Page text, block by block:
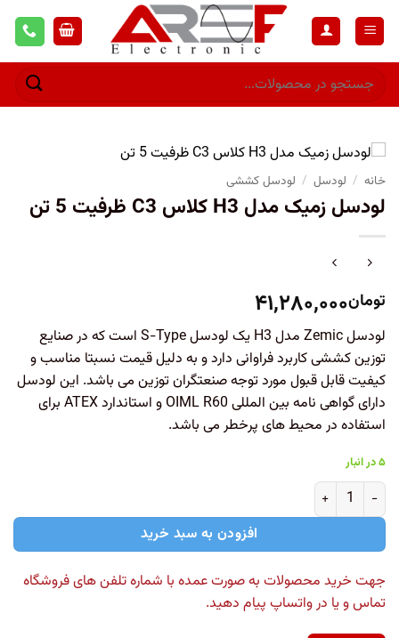
خانه / لودسل / لودسل کششی
لودسل زمیک مدل H3 کلاس C3 ظرفیت 5 تن
تومان۴۱,۲۸۰,۰۰۰
لودسل Zemic مدل H3 یک لودسل S-Type است که در صنایع
توزین کششی کاربرد فراوانی دارد و به دلیل قیمت نسبتا مناسب و
کیفیت قابل قبول مورد توجه صنعتگران توزین می باشد. این لودسل
دارای گواهی نامه بین المللی OIML R60 و استاندارد ATEX برای
استفاده در محیط های پرخطر می باشد.
۵ در انبار
افزودن به سبد خرید
جهت خرید محصولات به صورت عمده با شماره تلفن های فروشگاه
تماس و یا در واتساپ پیام دهید.